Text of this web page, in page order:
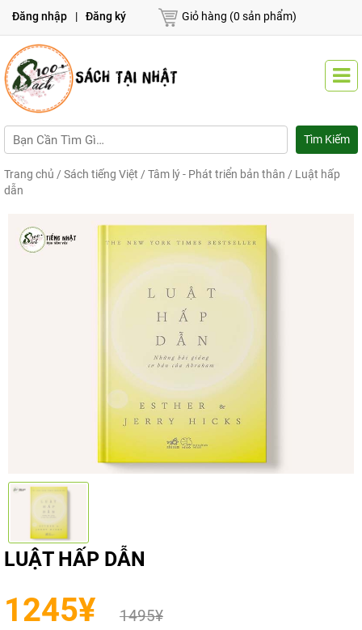
Đăng nhập | Đăng ký Giỏ hàng (0 sản phẩm)
Trang chủ / Sách tiếng Việt / Tâm lý - Phát triển bản thân / Luật hấp
dẫn
LUẬT HẤP DẪN
1245¥ 1495¥